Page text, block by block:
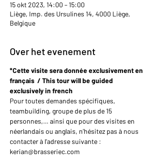
15 okt 2023, 14:00 – 15:00
Liège, Imp. des Ursulines 14, 4000 Liège,
Belgique
Over het evenement
*Cette visite sera donnée exclusivement en
français  / This tour will be guided
exclusively in french
Pour toutes demandes spécifiques,
teambuilding, groupe de plus de 15
personnes,… ainsi que pour des visites en
néerlandais ou anglais, n’hésitez pas à nous
contacter à l’adresse suivante :
kerian@brasseriec.com